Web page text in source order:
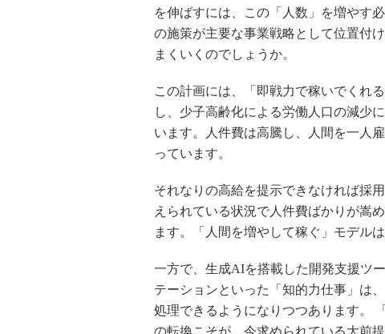
を伸ばすには、この「人数」を増やす
の施策が主要な事業戦略として位置付
まくいくのでしょうか。
この計画には、「即戦力で稼いでくれ
し、少子高齢化による労働人口の減少
います。人件費は高騰し、人間を一人
っています。
それなりの高給を提示できなければ採
えられている状況で人件費ばかりが嵩
ます。「人間を増やして稼ぐ」モデル
一方で、生成AIを搭載した開発支援ツ
テーションといった「知的力仕事」は
処理できるようになりつつあります。